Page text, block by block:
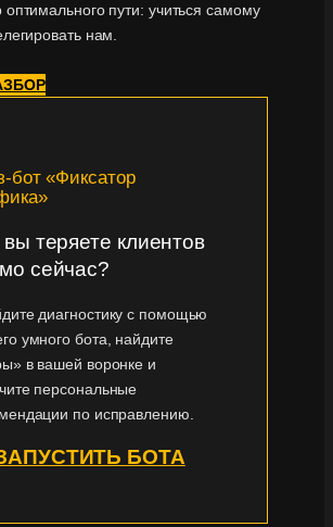
пути: учиться самому
нам.
бот «Фиксатор
вы теряете клиентов
сейчас?
диагностику с помощью
умного бота, найдите
в вашей воронке и
персональные
по исправлению.
БОТА